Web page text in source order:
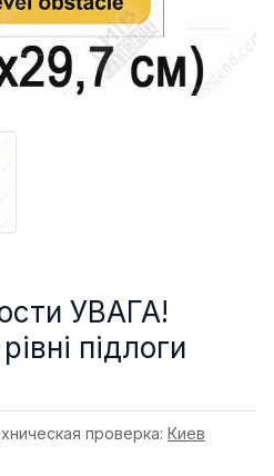
УВАГА!
підлоги
проверка: Киев